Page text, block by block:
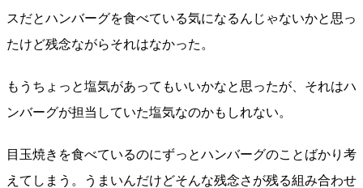
スだとハンバーグを食べている気になるんじゃないかと思っ
たけど残念ながらそれはなかった。
もうちょっと塩気があってもいいかなと思ったが、それはハ
ンバーグが担当していた塩気なのかもしれない。
目玉焼きを食べているのにずっとハンバーグのことばかり考
えてしまう。うまいんだけどそんな残念さが残る組み合わせ